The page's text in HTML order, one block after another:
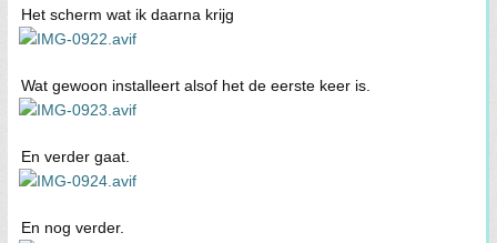
Het scherm wat ik daarna krijg
Wat gewoon installeert alsof het de eerste keer is.
En verder gaat.
En nog verder.